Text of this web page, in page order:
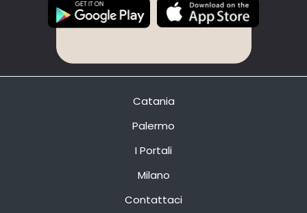
Catania
Palermo
I Portali
Milano
Contattaci